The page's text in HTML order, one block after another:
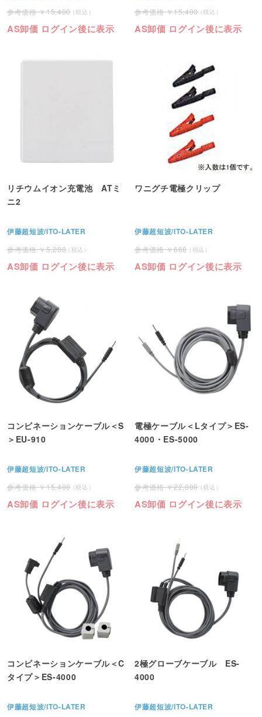
15,400
AS卸価 ログイン後に表示
15,400
AS卸価 ログイン後に表示
リチウムイオン充電池 ATミ
ニ2
伊藤超短波/ITO-LATER
5,280
AS卸価 ログイン後に表示
ワニグチ電極クリップ
伊藤超短波/ITO-LATER
660
AS卸価 ログイン後に表示
コンビネーションケーブル＜S
＞EU-910
伊藤超短波/ITO-LATER
15,400
AS卸価 ログイン後に表示
電極ケーブル＜Lタイプ＞ES-
4000・ES-5000
伊藤超短波/ITO-LATER
22,000
AS卸価 ログイン後に表示
コンビネーションケーブル＜C
タイプ＞ES-4000
伊藤超短波/ITO-LATER
2極グローブケーブル ES-
4000
伊藤超短波/ITO-LATER